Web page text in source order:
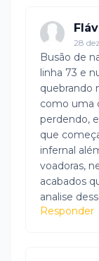
28
Busão de
linha 73 e
quebrando
como uma
perdendo,
que
infernal
voadoras,
acabados
analise
Responder